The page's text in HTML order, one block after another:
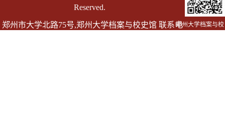
Reserved.
郑州市大学北路75号,郑州大学档案与校史馆 联系电郑州大学档案与校